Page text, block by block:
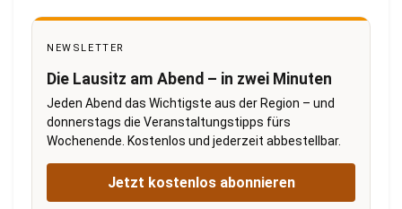
NEWSLETTER
Die Lausitz am Abend – in zwei Minuten
Jeden Abend das Wichtigste aus der Region – und
donnerstags die Veranstaltungstipps fürs
Wochenende. Kostenlos und jederzeit abbestellbar.
Jetzt kostenlos abonnieren